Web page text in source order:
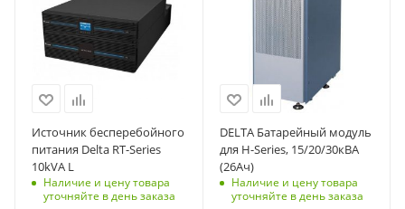
мощности (PF)
Наличие встроенных
Нет
15.2
Диапазон рабочих
температур
Входное напряжение
380
Способ монтажа
Напольный (tower)
Вес, кг
26
Тип корпуса
для установки/
крепления на пол,
для установки в
1
Технология
On-Line
Источник бесперебойного
питания Delta RT-Series
10kVA L
Наличие и цену товара
уточняйте в день заказа
DELTA Батарейный модуль
для H-Series, 15/20/30кВА
(26Ач)
Наличие и цену товара
уточняйте в день заказа